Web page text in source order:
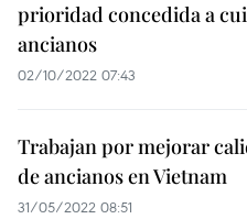
prioridad concedida a
ancianos
02/10/2022 07:43
Trabajan por mejorar
de ancianos en Vietnam
31/05/2022 08:51